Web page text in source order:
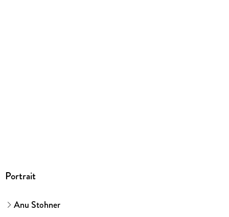
Portrait
Anu Stohner